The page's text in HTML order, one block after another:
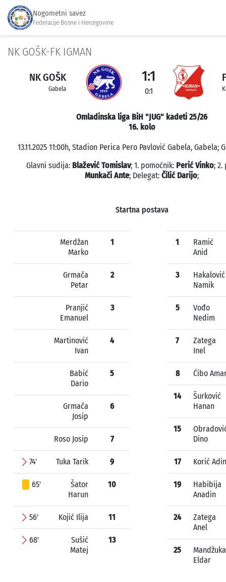
Nogometni savez
Federacije Bosne i Hercegovine
NK GOŠK-FK IGMAN
NK GOŠK
Gabela
1:1
0:1
Omladinska liga BiH "JUG" kadeti 25/26
16. kolo
13.11.2025 11:00h, Stadion Perica Pero Pavlović Gabela, Gabela;
Glavni sudija: Blažević Tomislav; 1. pomoćnik: Perić Vinko; 2.
Munkači Ante; Delegat: Čilić Darijo;
Startna postava
Merdžan
Marko
1
Grmača
Petar
2
Pranjić
Emanuel
3
Martinović
Ivan
4
Babić
Dario
5
Grmača
Josip
6
Roso Josip 7
74' Tuka Tarik 9
65'
Šator
Harun
10
56' Kojić Ilija 11
68'
Sušić
Matej
13
1
Ramić
Anid
3
Hakalović
Namik
5
Vođo
Nedim
7
Zatega
Inel
8 Ćibo
14
Šurković
Hanan
15
Dino
17 Korić Adin
19
Habibija
Anadin
24
Zatega
Anel
25
Mandžuka
Eldar